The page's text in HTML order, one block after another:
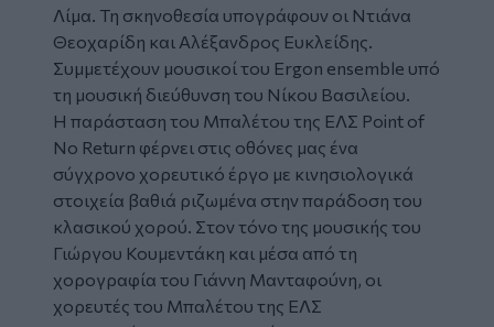
Λίμα. Τη σκηνοθεσία υπογράφουν οι Ντιάνα
Θεοχαρίδη και Αλέξανδρος Ευκλείδης.
Συμμετέχουν μουσικοί του Ergon ensemble υπό
τη μουσική διεύθυνση του Νίκου Βασιλείου.
H παράσταση του Μπαλέτου της ΕΛΣ Point of
No Return φέρνει στις οθόνες μας ένα
σύγχρονο χορευτικό έργο με κινησιολογικά
στοιχεία βαθιά ριζωμένα στην παράδοση του
κλασικού χορού. Στον τόνο της μουσικής του
Γιώργου Κουμεντάκη και μέσα από τη
χορογραφία του Γιάννη Μανταφούνη, οι
χορευτές του Μπαλέτου της ΕΛΣ